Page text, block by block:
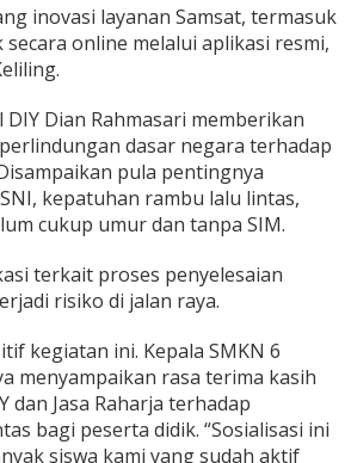
inovasi layanan Samsat, termasuk
online melalui aplikasi resmi,
DIY Dian Rahmasari memberikan
dasar negara terhadap
pula pentingnya
kepatuhan rambu lalu lintas,
cukup umur dan tanpa SIM.
terkait proses penyelesaian
risiko di jalan raya.
kegiatan ini. Kepala SMKN 6
menyampaikan rasa terima kasih
dan Jasa Raharja terhadap
bagi peserta didik. “Sosialisasi ini
siswa kami yang sudah aktif